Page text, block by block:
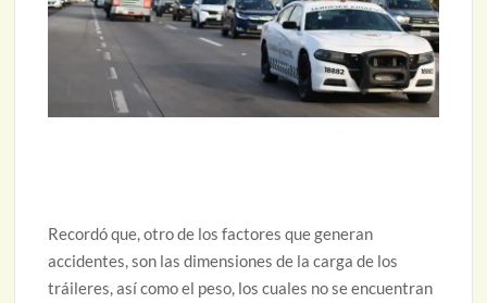
Recordó que, otro de los factores que generan
accidentes, son las dimensiones de la carga de los
tráileres, así como el peso, los cuales no se encuentran